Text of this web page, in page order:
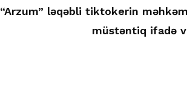
“Arzum” ləqəbli tiktokerin
müstəntiq ifadə